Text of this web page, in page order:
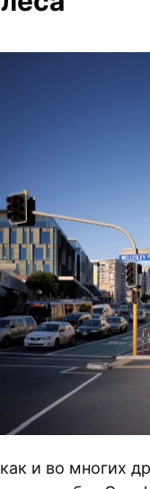
и во многих